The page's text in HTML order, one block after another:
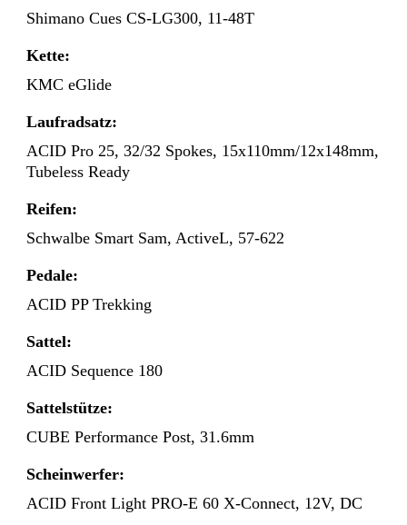
Shimano Cues CS-LG300, 11-48T
Kette:
KMC eGlide
Laufradsatz:
ACID Pro 25, 32/32 Spokes, 15x110mm/12x148mm,
Tubeless Ready
Reifen:
Schwalbe Smart Sam, ActiveL, 57-622
Pedale:
ACID PP Trekking
Sattel:
ACID Sequence 180
Sattelstütze:
CUBE Performance Post, 31.6mm
Scheinwerfer:
ACID Front Light PRO-E 60 X-Connect, 12V, DC